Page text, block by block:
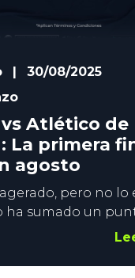
30/08/2025
Atlético de
La primera
agosto
pero no lo
ha sumado un
y empieza
ganar ni al